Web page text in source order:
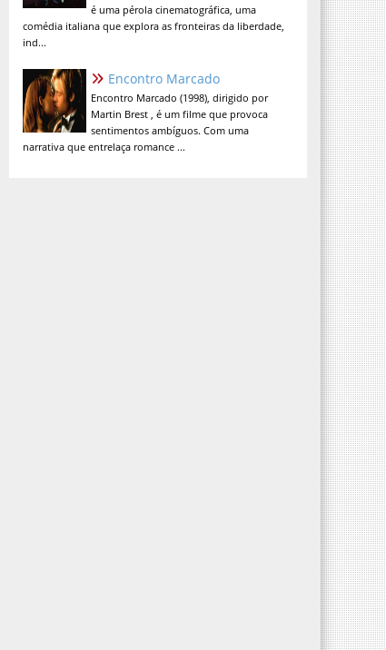
é uma pérola cinematográfica, uma
comédia italiana que explora as fronteiras da liberdade,
ind...
Encontro Marcado
Encontro Marcado (1998), dirigido por
Martin Brest , é um filme que provoca
sentimentos ambíguos. Com uma
narrativa que entrelaça romance ...